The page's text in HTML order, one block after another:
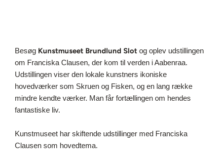
Besøg Kunstmuseet Brundlund Slot og oplev udstillingen
om Franciska Clausen, der kom til verden i Aabenraa.
Udstillingen viser den lokale kunstners ikoniske
hovedværker som Skruen og Fisken, og en lang række
mindre kendte værker. Man får fortællingen om hendes
fantastiske liv.
Kunstmuseet har skiftende udstillinger med Franciska
Clausen som hovedtema.